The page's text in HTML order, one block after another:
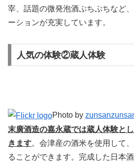
宰、話題の微発泡酒ぷちぷちなど
ーションが充実しています。
人気の体験②蔵人体験
Photo by
末廣酒造の嘉永蔵では蔵人体験と
きます。会津産の酒米を使用して
ることができます。完成した日本